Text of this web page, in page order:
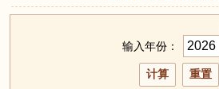
输入年份：